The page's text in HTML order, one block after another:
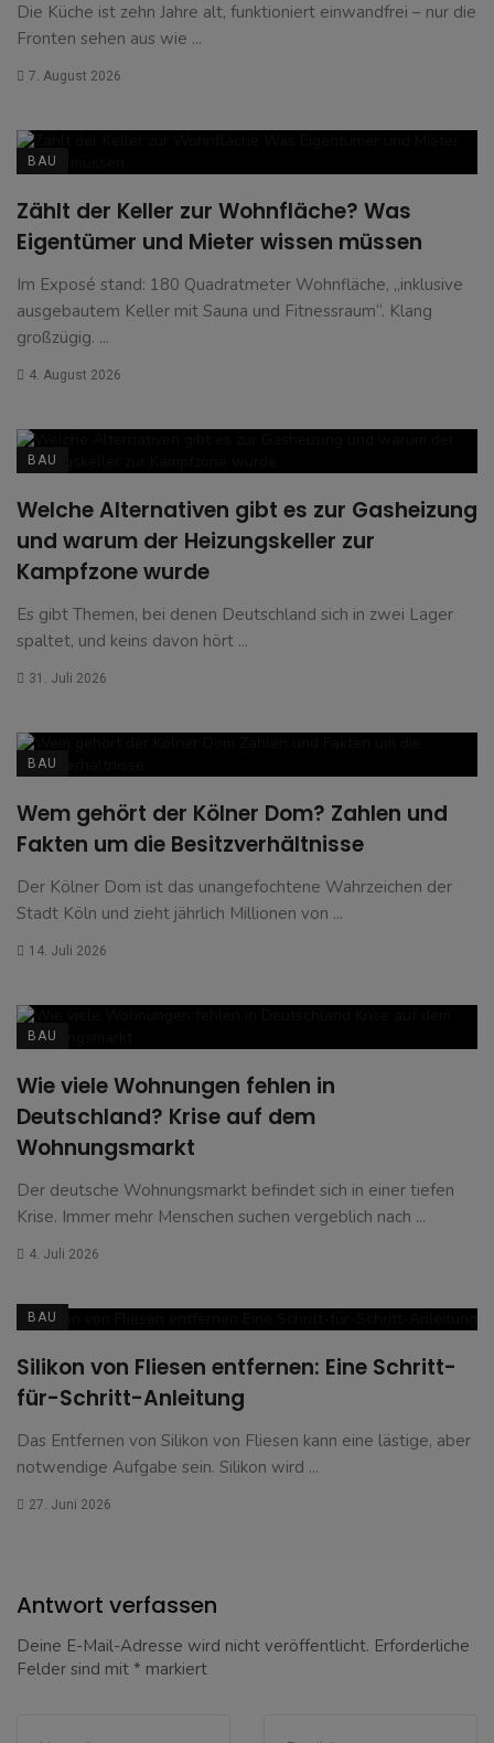
Die Küche ist zehn Jahre alt, funktioniert einwandfrei – nur die
Fronten sehen aus wie ...
7. August 2026
BAU
Zählt der Keller zur Wohnfläche? Was
Eigentümer und Mieter wissen müssen
Im Exposé stand: 180 Quadratmeter Wohnfläche, „inklusive
ausgebautem Keller mit Sauna und Fitnessraum“. Klang
großzügig. ...
4. August 2026
BAU
Welche Alternativen gibt es zur Gasheizung
und warum der Heizungskeller zur
Kampfzone wurde
Es gibt Themen, bei denen Deutschland sich in zwei Lager
spaltet, und keins davon hört ...
31. Juli 2026
BAU
Wem gehört der Kölner Dom? Zahlen und
Fakten um die Besitzverhältnisse
Der Kölner Dom ist das unangefochtene Wahrzeichen der
Stadt Köln und zieht jährlich Millionen von ...
14. Juli 2026
BAU
Wie viele Wohnungen fehlen in
Deutschland? Krise auf dem
Wohnungsmarkt
Der deutsche Wohnungsmarkt befindet sich in einer tiefen
Krise. Immer mehr Menschen suchen vergeblich nach ...
4. Juli 2026
BAU
Silikon von Fliesen entfernen: Eine Schritt-
für-Schritt-Anleitung
Das Entfernen von Silikon von Fliesen kann eine lästige, aber
notwendige Aufgabe sein. Silikon wird ...
27. Juni 2026
Antwort verfassen
Deine E-Mail-Adresse wird nicht veröffentlicht. Erforderliche
Felder sind mit * markiert